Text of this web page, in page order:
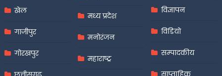
खेल
गाजीपुर
गोरखपुर
मध्य प्रदेश
मनोरंजन
महाराष्ट्र
विज्ञापन
विडियो
सम्पादकीय
साप्ताहिक